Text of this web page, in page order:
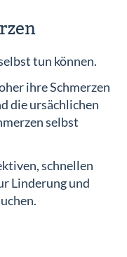
tun können.
ihre Schmerzen
die ursächlichen
selbst
schnellen
Linderung und